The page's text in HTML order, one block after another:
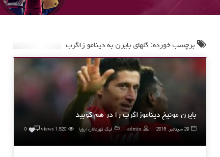
برچسب خورده: گلهای بایرن به دینامو زاگرب
بایرن مونیخ دیناموزاگرب را در هم کوبید
29 سپتامبر, 2015 admin لیگ قهرمانان اروپا 1,520 views
0 ۰